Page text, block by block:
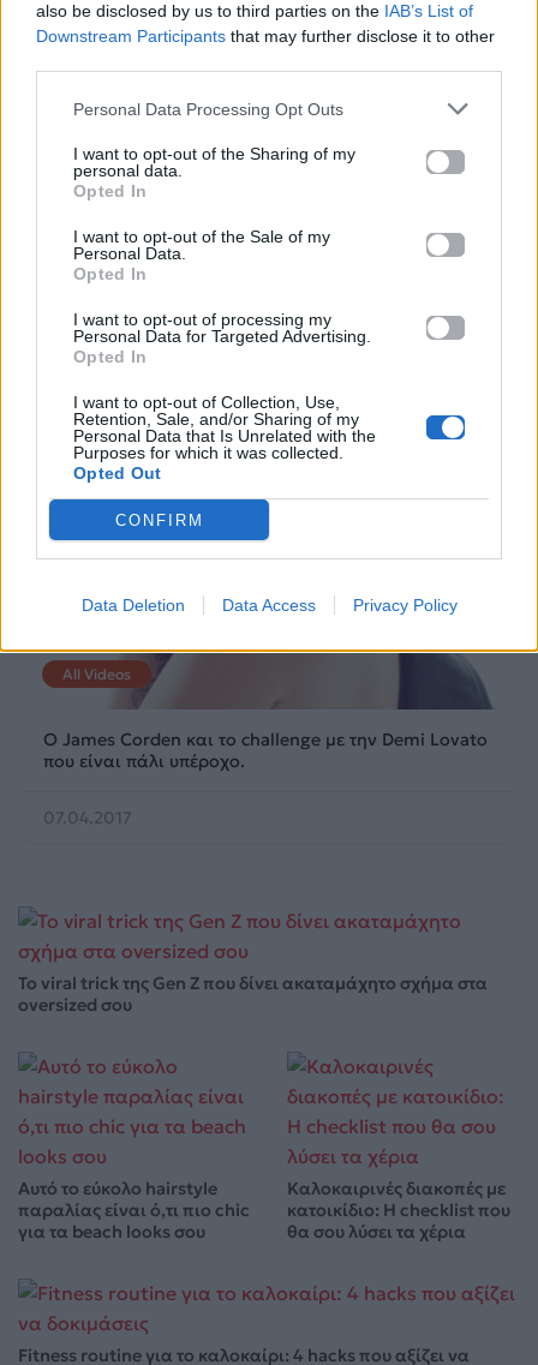
also be disclosed by us to third parties on the IAB’s List of
Downstream Participants that may further disclose it to other
Personal Data Processing Opt Outs
I want to opt-out of the Sharing of my
personal data.
Opted In
I want to opt-out of the Sale of my
Personal Data.
Opted In
I want to opt-out of processing my
Personal Data for Targeted Advertising.
Opted In
I want to opt-out of Collection, Use,
Retention, Sale, and/or Sharing of my
Personal Data that Is Unrelated with the
Purposes for which it was collected.
Opted Out
CONFIRM
Data Deletion Data Access Privacy Policy
All Videos
Ντάνου στο Survivor
που δεν πρόσεξε
(σχεδόν) κανείς!
25.05.2017
All Videos
κλείστηκε δεμένος
All Videos
Ο James Corden και το challenge με την Demi Lovato
που είναι πάλι υπέροχο.
07.04.2017
Το viral trick της Gen Z που δίνει ακαταμάχητο σχήμα στα
oversized σου
Αυτό το εύκολο hairstyle
παραλίας είναι ό,τι πιο chic
για τα beach looks σου
Καλοκαιρινές διακοπές με
κατοικίδιο: Η checklist που
θα σου λύσει τα χέρια
Fitness routine για το καλοκαίρι: 4 hacks που αξίζει να